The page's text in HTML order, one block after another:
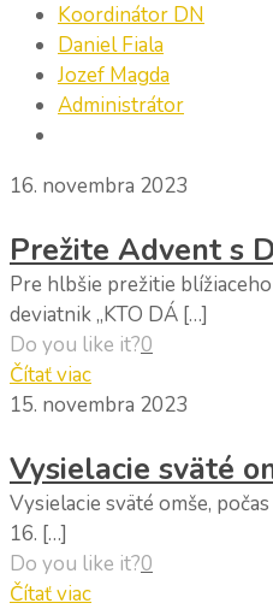
Koordinátor DN
Daniel Fiala
Jozef Magda
Administrátor
16. novembra 2023
Prežite Advent s
Pre hlbšie prežitie
deviatnik „KTO DÁ […]
Do you like it?0
Čítať viac
15. novembra 2023
Vysielacie sväté
Vysielacie sväté omše,
16. […]
Do you like it?0
Čítať viac